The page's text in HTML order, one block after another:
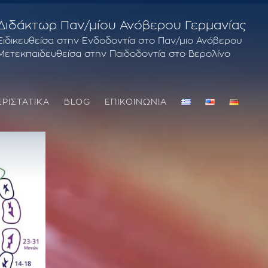
Παν/μίου Ανόβερου Γερμανίας
στην Ενδοδοντία στο Παν/μιο Ανόβερου
στην Παιδοδοντία στο Βερολίνο
BLOG ΕΠΙΚΟΙΝΩΝΙΑ